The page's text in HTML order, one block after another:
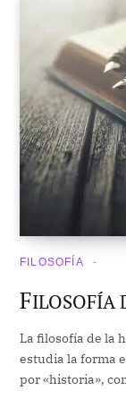
FILOSOFÍA
FILOSOFÍA
La filosofía de la
estudia la forma
por «historia»,